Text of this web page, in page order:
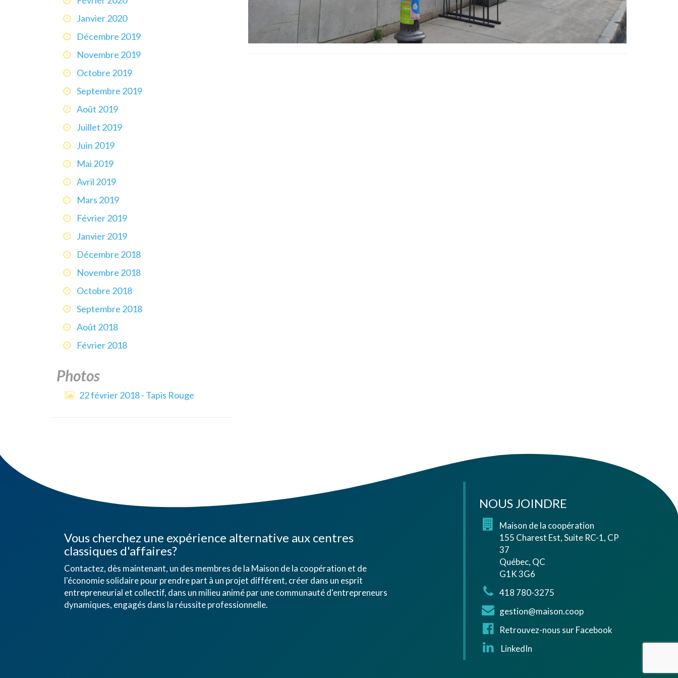
Janvier 2020
Décembre 2019
Novembre 2019
Octobre 2019
Septembre 2019
Août 2019
Juillet 2019
Juin 2019
Mai 2019
Avril 2019
Mars 2019
Février 2019
Janvier 2019
Décembre 2018
Novembre 2018
Octobre 2018
Septembre 2018
Août 2018
Février 2018
Photos
22 février 2018 - Tapis Rouge
Vous cherchez une expérience alternative aux centres
classiques d'affaires?
Contactez, dès maintenant, un des membres de la Maison de la coopération et de
l'économie solidaire pour prendre part à un projet différent, créer dans un esprit
entrepreneurial et collectif, dans un milieu animé par une communauté d'entrepreneurs
dynamiques, engagés dans la réussite professionnelle.
NOUS JOINDRE
Maison de la coopération
155 Charest Est, Suite RC-1, CP
37
Québec, QC
G1K 3G6
418 780-3275
gestion@maison.coop
Retrouvez-nous sur Facebook
LinkedIn